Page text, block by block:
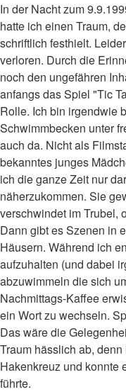
In der Nacht zum
hatte ich einen Traum,
schriftlich festhielt.
verloren. Durch die
noch den ungefähren
anfangs das Spiel "Tic
Rolle. Ich bin irgendwie
Schwimmbecken unter
auch da. Nicht als
bekanntes junges
ich die ganze Zeit nur
näherzukommen. Sie
verschwindet im Trubel,
Dann gibt es Szenen in
Häusern. Während ich
aufzuhalten (und dabei
abzuwimmeln die sich
Nachmittags-Kaffee
ein Wort zu wechseln.
Das wäre die
Traum hässlich ab,
Hakenkreuz und konnte
führte.